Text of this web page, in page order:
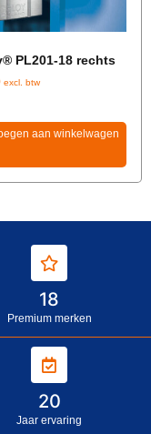
PL201-18 rechts
excl. btw
aan winkelwagen
18
Premium merken
20
Jaar ervaring